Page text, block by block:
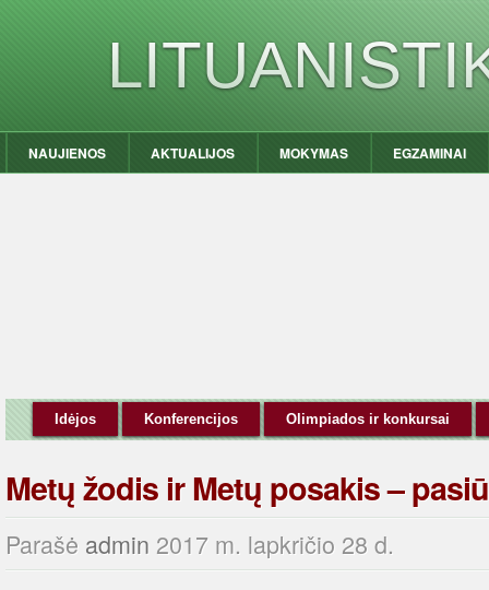
NAUJIENOS AKTUALIJOS MOKYMAS EGZAMINAI
Idėjos Konferencijos Olimpiados ir konkursai
Metų žodis ir Metų posakis –
Parašė admin 2017 m. lapkričio 28 d.